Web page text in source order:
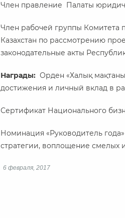
Член правление Палаты
Член рабочей группы Комитета
Казахстан по рассмотрению
законодательные акты
Награды: Орден «Халық
достижения и личный вклад в
Сертификат Национального
Номинация «Руководитель
стратегии, воплощение смелых
6 февраля, 2017